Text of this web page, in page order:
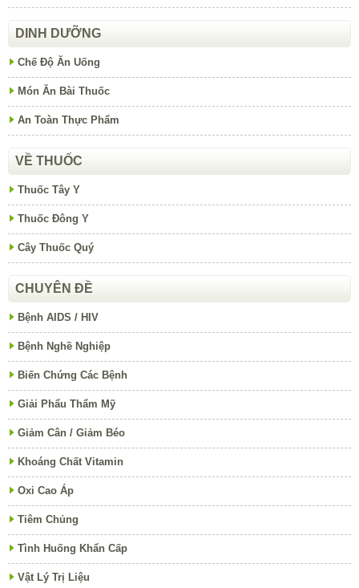
DINH DƯỠNG
Chế Độ Ăn Uống
Món Ăn Bài Thuốc
An Toàn Thực Phẩm
VỀ THUỐC
Thuốc Tây Y
Thuốc Đông Y
Cây Thuốc Quý
CHUYÊN ĐỀ
Bệnh AIDS / HIV
Bệnh Nghề Nghiệp
Biến Chứng Các Bệnh
Giải Phẩu Thẩm Mỹ
Giảm Cân / Giảm Béo
Khoáng Chất Vitamin
Oxi Cao Áp
Tiêm Chủng
Tình Huống Khẩn Cấp
Vật Lý Trị Liệu